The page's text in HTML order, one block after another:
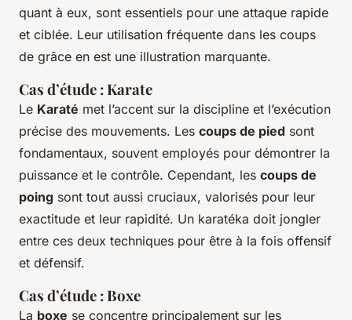
quant à eux, sont essentiels pour une attaque rapide
et ciblée. Leur utilisation fréquente dans les coups
de grâce en est une illustration marquante.
Cas d’étude : Karate
Le Karaté met l’accent sur la discipline et l’exécution
précise des mouvements. Les coups de pied sont
fondamentaux, souvent employés pour démontrer la
puissance et le contrôle. Cependant, les coups de
poing sont tout aussi cruciaux, valorisés pour leur
exactitude et leur rapidité. Un karatéka doit jongler
entre ces deux techniques pour être à la fois offensif
et défensif.
Cas d’étude : Boxe
La boxe se concentre principalement sur les